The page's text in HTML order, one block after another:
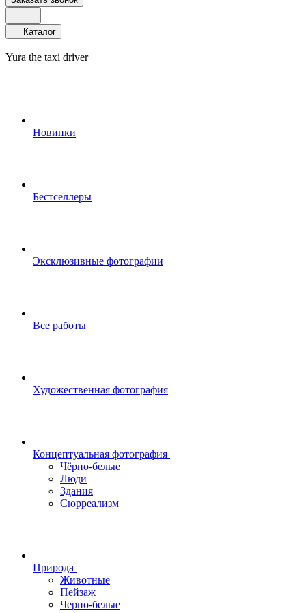
Каталог
Yura the taxi driver
Новинки
Бестселлеры
Эксклюзивные фотографии
Все работы
Художественная фотография
Концептуальная фотография
Чёрно-белые
Люди
Здания
Сюрреализм
Природа
Животные
Пейзаж
Черно-белые